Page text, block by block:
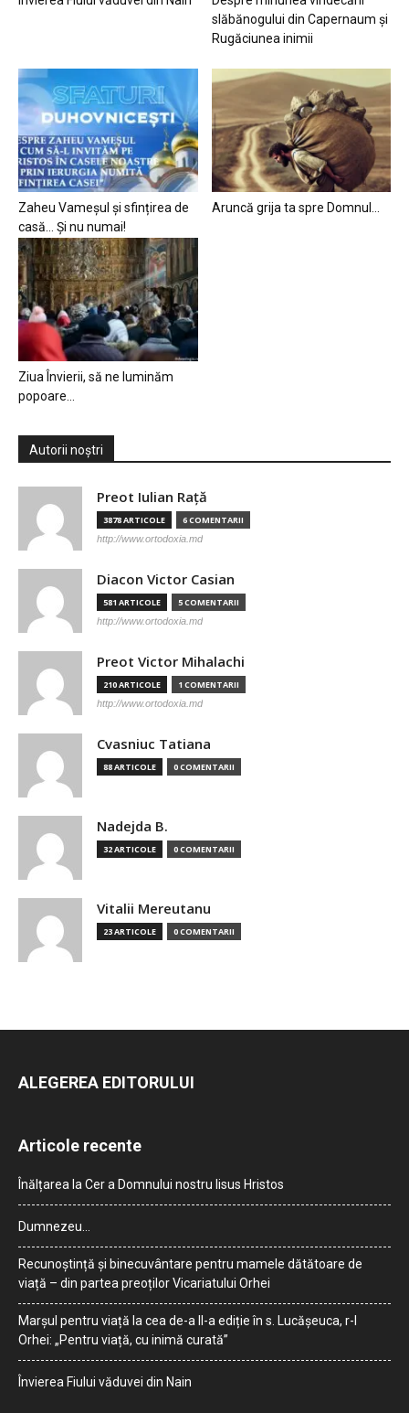
slăbănogului din Capernaum și
Rugăciunea inimii
Zaheu Vameșul și sfințirea de
casă… Și nu numai!
Aruncă grija ta spre Domnul…
Ziua Învierii, să ne luminăm
popoare…
Autorii noștri
Preot Iulian Raţă
3878 ARTICOLE 6 COMENTARII
http://www.ortodoxia.md
Diacon Victor Casian
581 ARTICOLE 5 COMENTARII
http://www.ortodoxia.md
Preot Victor Mihalachi
210 ARTICOLE 1 COMENTARII
http://www.ortodoxia.md
Cvasniuc Tatiana
88 ARTICOLE 0 COMENTARII
Nadejda B.
32 ARTICOLE 0 COMENTARII
Vitalii Mereutanu
23 ARTICOLE 0 COMENTARII
ALEGEREA EDITORULUI
Articole recente
Înălțarea la Cer a Domnului nostru Iisus Hristos
Dumnezeu…
Recunoștință și binecuvântare pentru mamele dătătoare de
viață – din partea preoților Vicariatului Orhei
Marșul pentru viață la cea de-a II-a ediție în s. Lucășeuca, r-l
Orhei: „Pentru viață, cu inimă curată”
Învierea Fiului văduvei din Nain